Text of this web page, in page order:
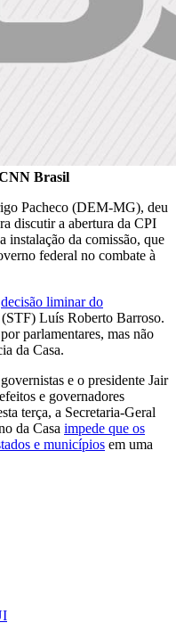
Brasil
Pacheco (DEM-MG), deu
discutir a abertura da CPI
instalação da comissão, que
federal no combate à
decisão liminar do
Luís Roberto Barroso.
parlamentares, mas não
da Casa.
e o presidente Jair
e governadores
terça, a Secretaria-Geral
da Casa impede que os
e municípios em uma